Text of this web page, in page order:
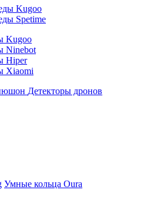
Kugoo
Spetime
Kugoo
Ninebot
Hiper
Xiaomi
Детекторы дронов
Умные кольца Oura